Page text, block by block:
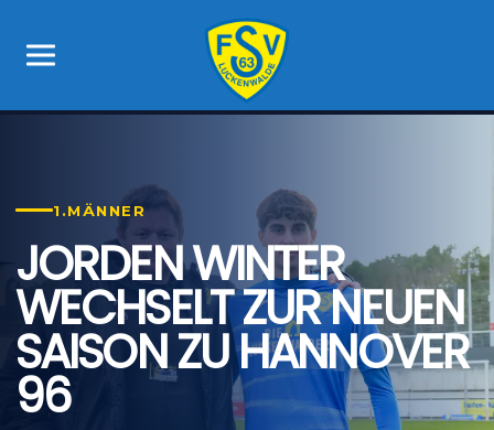
1.MÄNNER
JORDEN WINTER
WECHSELT ZUR NEUEN
SAISON ZU HANNOVER
96